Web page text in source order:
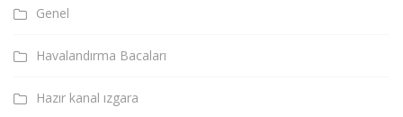
Genel
Havalandırma Bacaları
Hazır kanal ızgara